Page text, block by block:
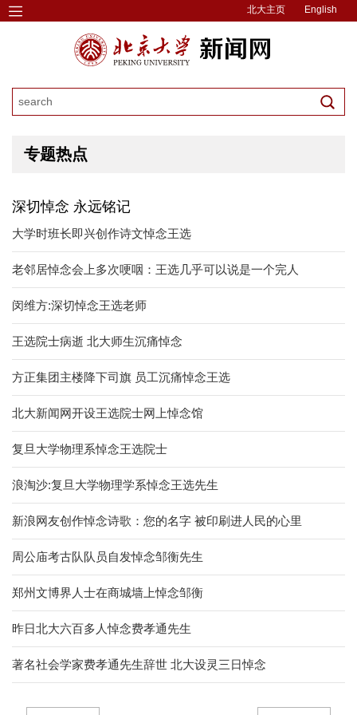
北大主页 English
专题热点
深切悼念 永远铭记
大学时班长即兴创作诗文悼念王选
老邻居悼念会上多次哽咽：王选几乎可以说是一个完人
闵维方:深切悼念王选老师
王选院士病逝 北大师生沉痛悼念
方正集团主楼降下司旗 员工沉痛悼念王选
北大新闻网开设王选院士网上悼念馆
复旦大学物理系悼念王选院士
浪淘沙:复旦大学物理学系悼念王选先生
新浪网友创作悼念诗歌：您的名字 被印刷进人民的心里
周公庙考古队队员自发悼念邹衡先生
郑州文博界人士在商城墙上悼念邹衡
昨日北大六百多人悼念费孝通先生
著名社会学家费孝通先生辞世 北大设灵三日悼念